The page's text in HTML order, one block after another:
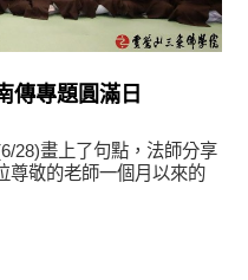
傳專題圓滿日
28)畫上了句點，法師分享
尊敬的老師一個月以來的